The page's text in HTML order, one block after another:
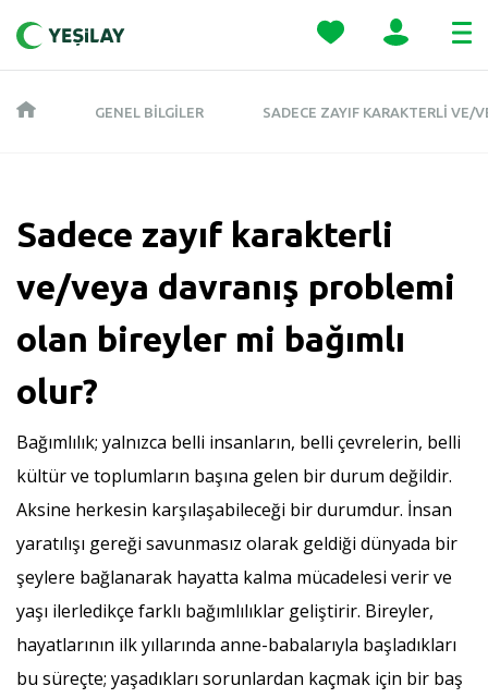
GENEL BILGILER SADECE ZAYIF KARAKTERLI VE/
Sadece zayıf karakterli
ve/veya davranış problemi
olan bireyler mi bağımlı
olur?
Bağımlılık; yalnızca belli insanların, belli çevrelerin, belli
kültür ve toplumların başına gelen bir durum değildir.
Aksine herkesin karşılaşabileceği bir durumdur. İnsan
yaratılışı gereği savunmasız olarak geldiği dünyada bir
şeylere bağlanarak hayatta kalma mücadelesi verir ve
yaşı ilerledikçe farklı bağımlılıklar geliştirir. Bireyler,
hayatlarının ilk yıllarında anne-babalarıyla başladıkları
bu süreçte; yaşadıkları sorunlardan kaçmak için bir baş